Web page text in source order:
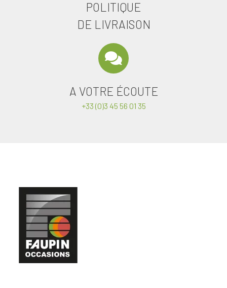
POLITIQUE
DE LIVRAISON
A VOTRE ÉCOUTE
+33 (0)3 45 56 01 35